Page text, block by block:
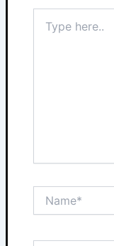
here..